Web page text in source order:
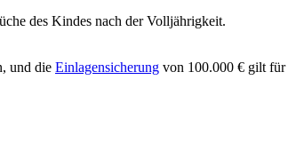
des Kindes nach der Volljährigkeit.
und die Einlagensicherung von 100.000 € gilt für